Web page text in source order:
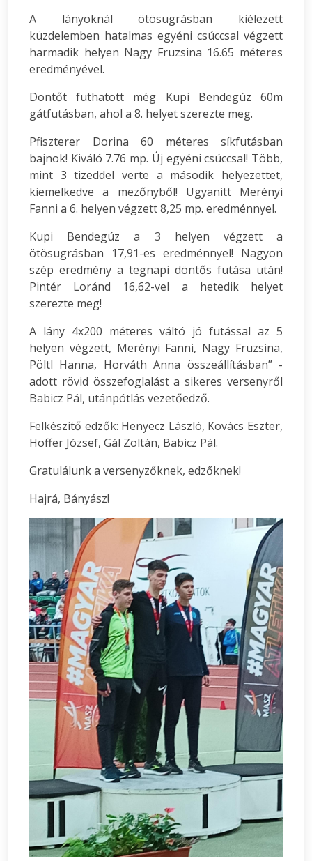
A lányoknál ötösugrásban kiélezett
küzdelemben hatalmas egyéni csúccsal végzett
harmadik helyen Nagy Fruzsina 16.65 méteres
eredményével.
Döntőt futhatott még Kupi Bendegúz 60m
gátfutásban, ahol a 8. helyet szerezte meg.
Pfiszterer Dorina 60 méteres síkfutásban
bajnok! Kiváló 7.76 mp. Új egyéni csúccsal! Több,
mint 3 tizeddel verte a második helyezettet,
kiemelkedve a mezőnyből! Ugyanitt Merényi
Fanni a 6. helyen végzett 8,25 mp. eredménnyel.
Kupi Bendegúz a 3 helyen végzett a
ötösugrásban 17,91-es eredménnyel! Nagyon
szép eredmény a tegnapi döntős futása után!
Pintér Loránd 16,62-vel a hetedik helyet
szerezte meg!
A lány 4x200 méteres váltó jó futással az 5
helyen végzett, Merényi Fanni, Nagy Fruzsina,
Pöltl Hanna, Horváth Anna összeállításban” -
adott rövid összefoglalást a sikeres versenyről
Babicz Pál, utánpótlás vezetőedző.
Felkészítő edzők: Henyecz László, Kovács Eszter,
Hoffer József, Gál Zoltán, Babicz Pál.
Gratulálunk a versenyzőknek, edzőknek!
Hajrá, Bányász!